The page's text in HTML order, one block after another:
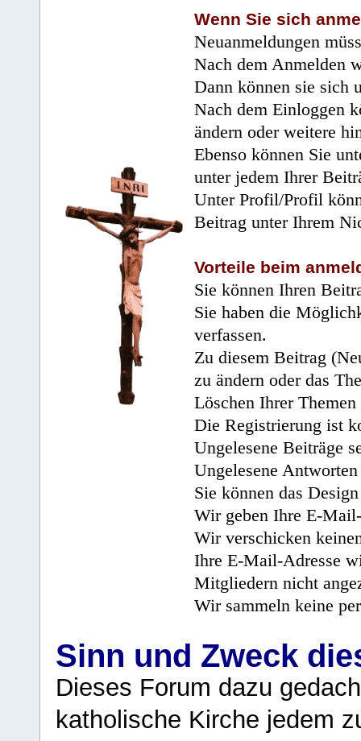
Wenn Sie sich
Neuanmeldungen
Nach dem Anmelden
Dann können sie sich
Nach dem Einloggen
ändern oder weitere
Ebenso können Sie
unter jedem Ihrer
Unter Profil/Profil
Beitrag unter Ihrem
Vorteile beim
Sie können Ihren
Sie haben die
verfassen.
Zu diesem Beitrag
zu ändern oder das
Löschen Ihrer
Die Registrierung ist
Ungelesene Beiträge
Ungelesene
Sie können das
Wir geben Ihre E-
Wir verschicken
Ihre E-Mail-Adresse
Mitgliedern nicht
Wir sammeln keine
Sinn und Zweck
Dieses Forum dazu
katholische Kirche jedem